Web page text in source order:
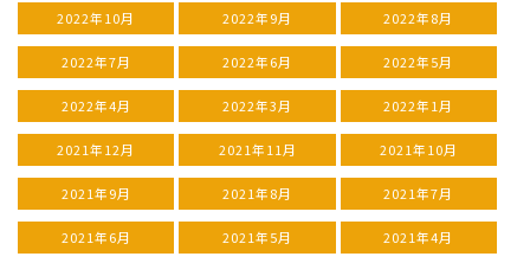
2022年10月 2022年9月 2022年8月
2022年7月 2022年6月 2022年5月
2022年4月 2022年3月 2022年1月
2021年12月 2021年11月 2021年10月
2021年9月 2021年8月 2021年7月
2021年6月 2021年5月 2021年4月